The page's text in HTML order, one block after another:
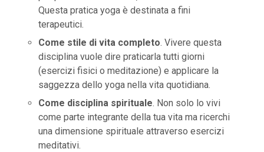
Questa pratica yoga è destinata a fini
terapeutici.
Come stile di vita completo. Vivere questa
disciplina vuole dire praticarla tutti giorni
(esercizi fisici o meditazione) e applicare la
saggezza dello yoga nella vita quotidiana.
Come disciplina spirituale. Non solo lo vivi
come parte integrante della tua vita ma ricerchi
una dimensione spirituale attraverso esercizi
meditativi.